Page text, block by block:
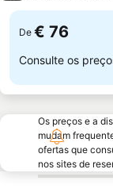
De € 76
Consulte os
Os preços e a
mudam
ofertas que
nos sites de